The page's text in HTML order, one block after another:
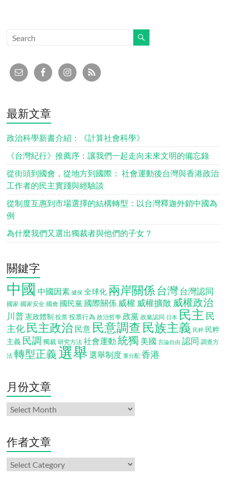
最新文章
政治科學新書介紹：《計算社會科學》
《台灣紀行》推薦序：讓我們一起走向未來文明的備忘錄
從街頭到國會，從地方到國際： 社會運動後台灣與香港政治
工作者的民主實踐與經驗談
從制度互惠到市場選擇的結構轉型：以台灣釋迦外銷中國為
例
為什麼我們又選出獨裁者與他們的子女？
關鍵字
中國 中國因素 健保 全球化 兩岸關係 台灣台灣認同
國家 國家安全 國會 國民黨 國際關係 威權 威權擴散 威權政治
川普 憲政體制 投票 投票行為 政治哲學 政黨 政黨認同 日本 民主 民
主化 民主政治 民意 民意調查 民族主義 民粹 民粹
主義 民調 獨裁 研究方法 社會運動 統獨 美國 言論自由 認同 調查方
法 轉型正義 選舉 選舉制度 重分配 香港
月份文章
月
份
章
作者文章
作
者